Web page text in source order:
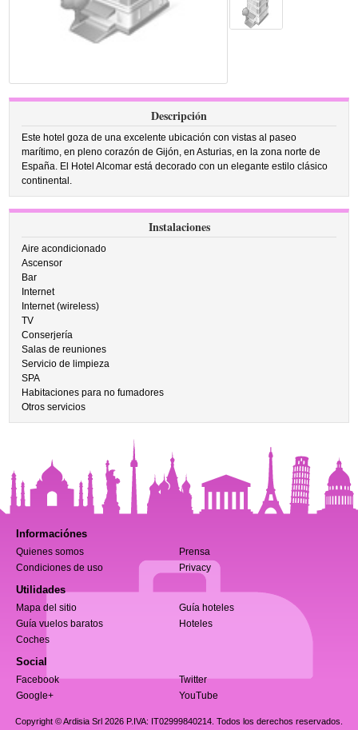
Descripción
Este hotel goza de una excelente ubicación con vistas al paseo
marítimo, en pleno corazón de Gijón, en Asturias, en la zona norte de
España. El Hotel Alcomar está decorado con un elegante estilo clásico
continental.
Instalaciones
Aire acondicionado
Ascensor
Bar
Internet
Internet (wireless)
TV
Conserjería
Salas de reuniones
Servicio de limpieza
SPA
Habitaciones para no fumadores
Otros servicios
Informaciónes
Quienes somos
Prensa
Condiciones de uso
Privacy
Utilidades
Mapa del sitio
Guía hoteles
Guía vuelos baratos
Hoteles
Coches
Social
Facebook
Twitter
Google+
YouTube
Copyright © Ardisia Srl 2026 P.IVA: IT02999840214. Todos los derechos reservados.